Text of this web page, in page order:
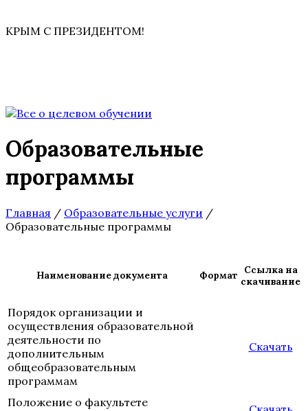
КРЫМ С ПРЕЗИДЕНТОМ!
Образовательные
программы
Главная / Образовательные услуги /
Образовательные программы
Наименование документа Формат
Ссылка на
скачивание
Порядок организации и
осуществления образовательной
деятельности по
дополнительным
общеобразовательным
программам
Скачать
Положение о факультете